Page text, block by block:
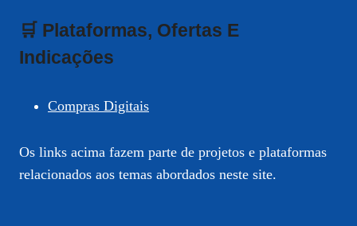
🛒 Plataformas, Ofertas E
Indicações
Compras Digitais
Os links acima fazem parte de projetos e plataformas
relacionados aos temas abordados neste site.